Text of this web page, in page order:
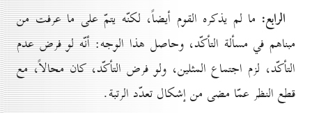
الرابع: ما لم يذكره القوم أيضاً، لكنّه يتمّ على ما عرفت من
مبناهم في مسألة التأكّد، وحاصل هذا الوجه: أنّه لو فرض عدم
التأكّد، لزم اجتماع المثلين، ولو فرض التأكّد، كان محالاً، مع
قطع النظر عمّا مضى من إشكال تعدّد الرتبة.